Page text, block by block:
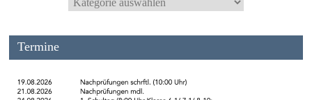
Termine